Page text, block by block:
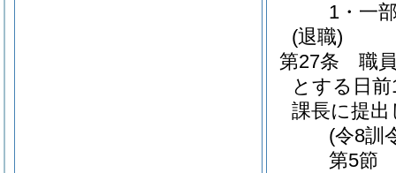
1・一
(退職)
第27条
職
とする日
課長に提
(令8訓
第5節